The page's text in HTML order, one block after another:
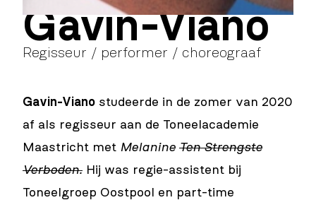
Gavin-Viano
Regisseur / performer / choreograaf
Gavin-Viano studeerde in de zomer van 2020
af als regisseur aan de Toneelacademie
Maastricht met Melanine Ten Strengste
Verboden. Hij was regie-assistent bij
Toneelgroep Oostpool en part-time